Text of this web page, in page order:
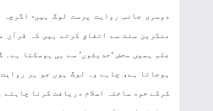
دوسری جانب روایت پرست لوگ ہیں-
منکرین سنت سے اتفاق کرتے ہیں کہ قرآن
علم ہمیں محض ‘حدیثوں’ سے ہی ہوسکتا
ہوجاتا ہے، چاہے وہ لوگ ہوں جو ہر
کرکے خود ساختہ اسلام دریافت کرنا